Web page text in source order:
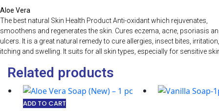
Aloe Vera
The best natural Skin Health Product Anti-oxidant which rejuvenates,
smoothens and regenerates the skin. Cures eczema, acne, psoriasis
ulcers. It is a great natural remedy to cure allergies, insect bites, irritation,
itching and swelling. It suits for all skin types, especially for sensitive
Related products
ADD TO CART